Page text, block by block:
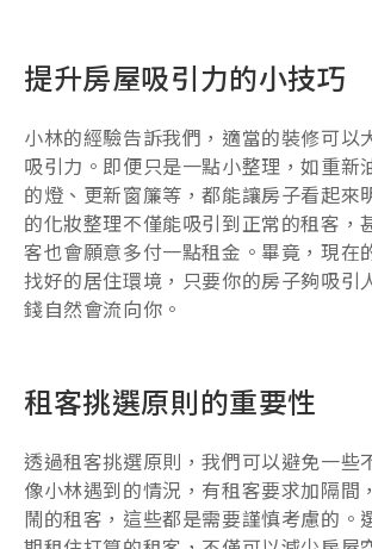
提升房屋吸引力的小技巧
小林的經驗告訴我們，適當的裝修可以
吸引力。即便只是一點小整理，如重新
的燈、更新窗簾等，都能讓房子看起來
的化妝整理不僅能吸引到正常的租客，
客也會願意多付一點租金。畢竟，現在
找好的居住環境，只要你的房子夠吸引
錢自然會流向你。
租客挑選原則的重要性
透過租客挑選原則，我們可以避免一些
像小林遇到的情況，有租客要求加隔間
鬧的租客，這些都是需要謹慎考慮的。